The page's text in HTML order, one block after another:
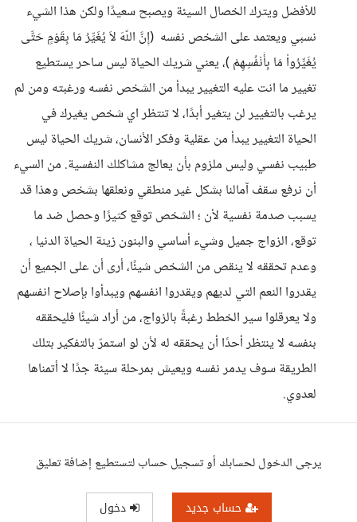
للأفضل ويترك الخصال السيئة ويصبح سعيدًا ولكن هذا الشيء
نسبي ويعتمد على الشخص نفسه (إِنَّ اللّهَ لاَ يُغَيِّرُ مَا بِقَوْمٍ حَتَّى
يُغَيِّرُواْ مَا بِأَنْفُسِهِمْ )، يعني شريك الحياة ليس ساحر يستطيع
تغيير ما انت عليه التغيير يبدأ من الشخص نفسه ورغبته ومن لم
يرغب بالتغيير لن يتغير أبدًا، لا تنتظر اي شخص يغيرك في
الحياة التغيير يبدأ من عقلية وفكر الأنسان، شريك الحياة ليس
طبيب نفسي وليس ملزوم بأن يعالج مشاكلك النفسية. من السيء
أن نرفع سقف آمالنا بشكل غير منطقي ونعلقها بشخص وهذا قد
يسبب صدمة نفسية لأن ؛ الشخص توقع كثيرًا وحصل ضد ما
توقع، الزواج جميل وشيء أساسي والبنون زينة الحياة الدنيا ،
وعدم تحققه لا ينقص من الشخص شيئًا، أرى أن على الجميع أن
يقدروا النعم التي لديهم ويقدروا انفسهم ويبدأوا بإصلاح انفسهم
ولا يعرقلوا سير الخطط رغبةً بالزواج، من أراد شيئًا فليحققه
بنفسه لا ينتظر أحدًا أن يحققه له لأن لو استمرّ بالتفكير بتلك
الطريقة سوف يدمر نفسه ويعيش بمرحلة سيئة جدًا لا أتمناها
لعدوي.
يرجى الدخول لحسابك أو تسجيل حساب لتستطيع إضافة تعليق
حساب جديد دخول